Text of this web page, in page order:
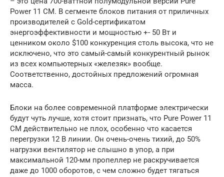
Power 11 CM. В сегменте блоков питания от приличных
производителей с Gold-сертификатом
энергоэффективности и мощностью +- 50 Вт и
ценником около $100 конкуренция столь высока, что не
исключено, что это самый-самый конкурентный рынок
из всех компьютерных «железяк» вообще.
Соответственно, достойных предложений огромная
масса.
Блоки на более современной платформе электрически
будут чуть лучше, хотя стоит признать, что Pure Power 11
CM действительно не плох, особенно что касается
перегрузки 12 В линии. Он очень-очень тихий, до 50%
нагрузки вентилятор не слышно в упор, а при
максимальной 120-мм пропеллер не раскручивается
даже до 1000 оборотов, с чем сложно будет тягаться